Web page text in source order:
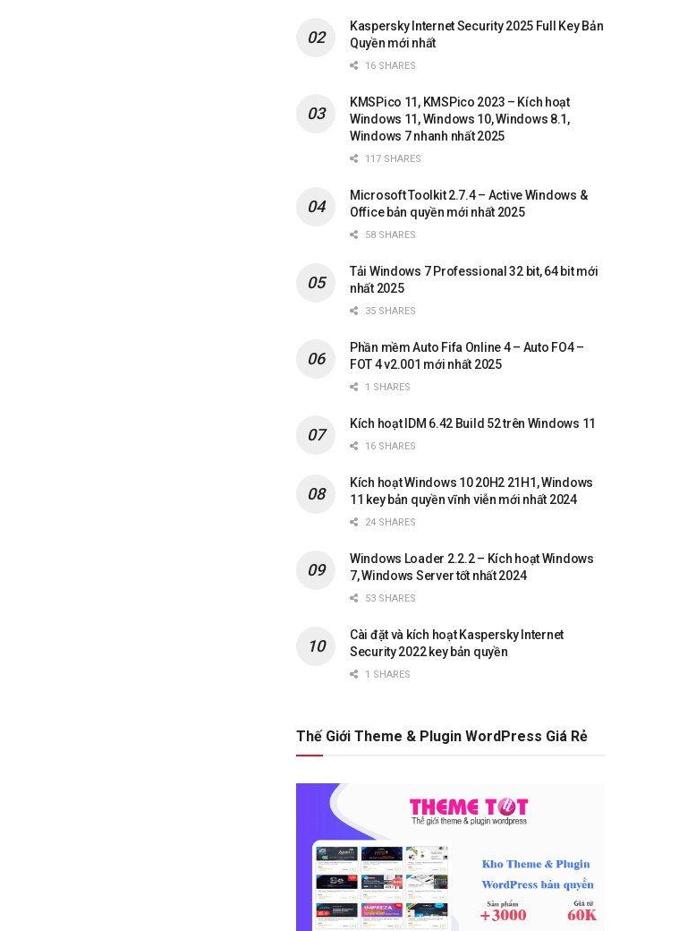
Kaspersky Internet Security 2025 Full Key Bản
Quyền mới nhất
16 SHARES
KMSPico 11, KMSPico 2023 – Kích hoạt
Windows 11, Windows 10, Windows 8.1,
Windows 7 nhanh nhất 2025
117 SHARES
Microsoft Toolkit 2.7.4 – Active Windows &
Office bản quyền mới nhất 2025
58 SHARES
Tải Windows 7 Professional 32 bit, 64 bit mới
nhất 2025
35 SHARES
Phần mềm Auto Fifa Online 4 – Auto FO4 –
FOT 4 v2.001 mới nhất 2025
1 SHARES
Kích hoạt IDM 6.42 Build 52 trên Windows 11
16 SHARES
Kích hoạt Windows 10 20H2 21H1, Windows
11 key bản quyền vĩnh viễn mới nhất 2024
24 SHARES
Windows Loader 2.2.2 – Kích hoạt Windows
7, Windows Server tốt nhất 2024
53 SHARES
Cài đặt và kích hoạt Kaspersky Internet
Security 2022 key bản quyền
1 SHARES
Thế Giới Theme & Plugin WordPress Giá Rẻ